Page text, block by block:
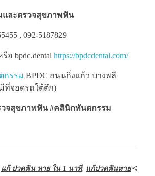
และตรวจสุขภาพฟัน
, 092-5187829
อ bpdc.dental https://bpdcdental.com/
กรรม BPDC ถนนกิ่งแก้ว บางพลี
ที่จอดรถใต้ตึก)
จสุขภาพฟัน #คลินิกทันตกรรม
แก้ ปวดฟัน หาย ใน 1 นาที, แก้ปวดฟันหาย